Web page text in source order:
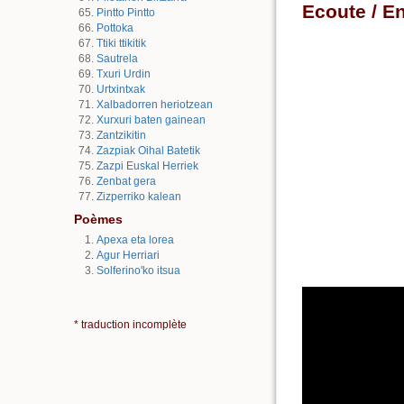
Pintto Pintto
Pottoka
Ttiki ttikitik
Sautrela
Txuri Urdin
Urtxintxak
Xalbadorren heriotzean
Xurxuri baten gainean
Zantzikitin
Zazpiak Oihal Batetik
Zazpi Euskal Herriek
Zenbat gera
Zizperriko kalean
Poèmes
Apexa eta lorea
Agur Herriari
Solferino'ko itsua
* traduction incomplète
Ecoute /